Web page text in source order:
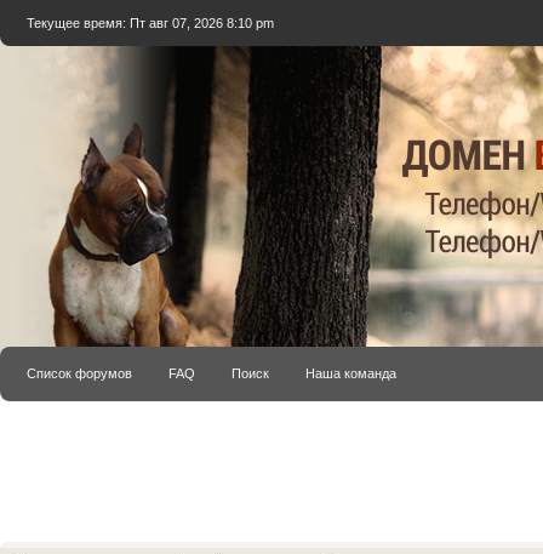
Текущее время: Пт авг 07, 2026 8:10 pm
Список форумов FAQ Поиск Наша команда